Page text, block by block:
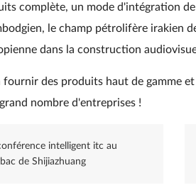
complète, un mode d'intégration
le champ pétrolifère irakien
dans la construction
des produits haut de gamme
nombre d'entreprises !
intelligent itc au
de Shijiazhuang